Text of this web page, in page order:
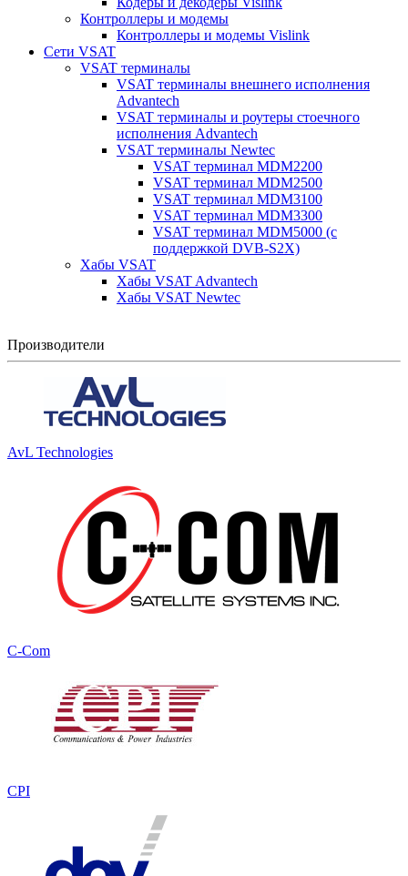
Контроллеры и модемы
Контроллеры и модемы Vislink
Сети VSAT
VSAT терминалы
VSAT терминалы внешнего исполнения
Advantech
VSAT терминалы и роутеры стоечного
исполнения Advantech
VSAT терминалы Newtec
VSAT терминал MDM2200
VSAT терминал MDM2500
VSAT терминал MDM3100
VSAT терминал MDM3300
VSAT терминал MDM5000 (с
поддержкой DVB-S2X)
Хабы VSAT
Хабы VSAT Advantech
Хабы VSAT Newtec
Производители
AvL Technologies
C-Com
CPI